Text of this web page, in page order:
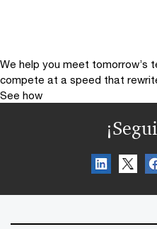
We help you meet tomorrow’s
compete at a speed that
See how